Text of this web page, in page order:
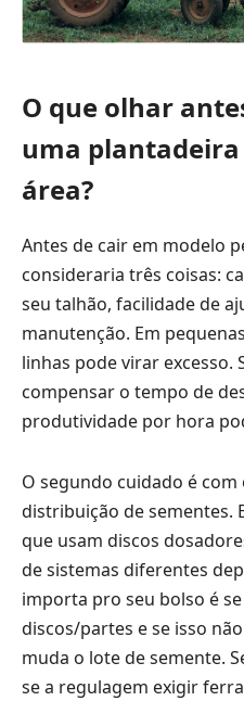
O que olhar
uma
área?
Antes de cair em modelo
consideraria três coisas:
seu talhão, facilidade de
manutenção. Em
linhas pode virar excesso.
compensar o tempo de
produtividade por hora
O segundo cuidado é
distribuição de sementes.
que usam discos
de sistemas diferentes
importa pro seu bolso é
discos/partes e se isso
muda o lote de semente.
se a regulagem exigir